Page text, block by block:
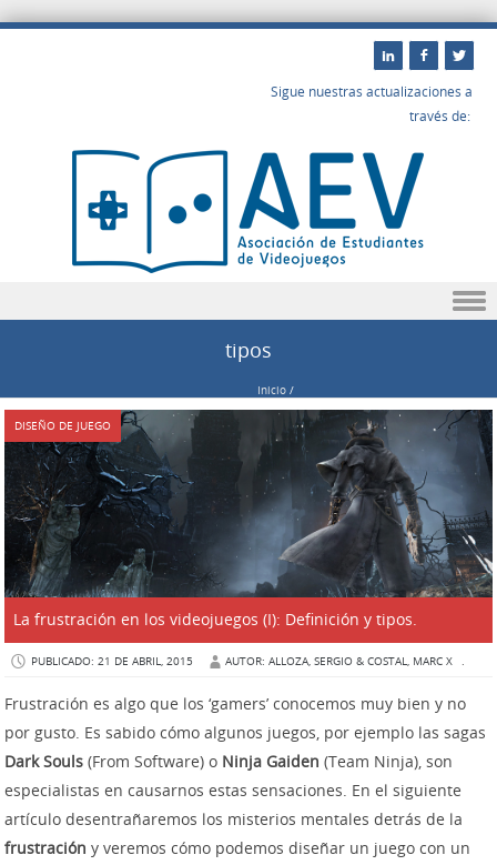
Sigue nuestras actualizaciones a
través de:
tipos
Inicio/
DISEÑO DE JUEGO
La frustración en los videojuegos (I): Definición y tipos.
PUBLICADO: 21 DE ABRIL, 2015 AUTOR: ALLOZA, SERGIO & COSTAL, MARC X .
Frustración es algo que los ‘gamers’ conocemos muy bien y no
por gusto. Es sabido cómo algunos juegos, por ejemplo las sagas
Dark Souls (From Software) o Ninja Gaiden (Team Ninja), son
especialistas en causarnos estas sensaciones. En el siguiente
artículo desentrañaremos los misterios mentales detrás de la
frustración y veremos cómo podemos diseñar un juego con un